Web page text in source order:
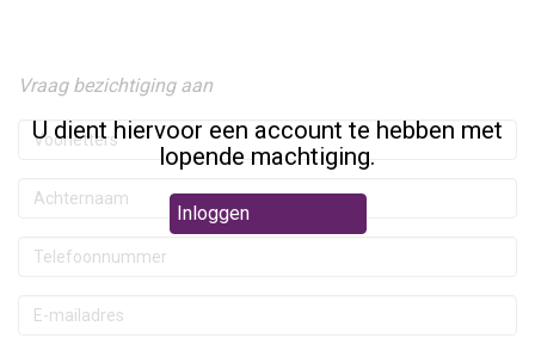
U dient hiervoor een account te hebben met
lopende machtiging.
Inloggen
Vraag bezichtiging aan